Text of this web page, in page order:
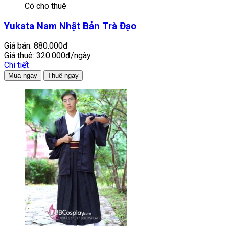
Có cho thuê
Yukata Nam Nhật Bản Trà Đạo
Giá bán: 880.000đ
Giá thuê: 320.000đ/ngày
Chi tiết
Mua ngay Thuê ngay